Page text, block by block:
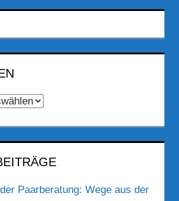
Paarberatung: Wege aus der